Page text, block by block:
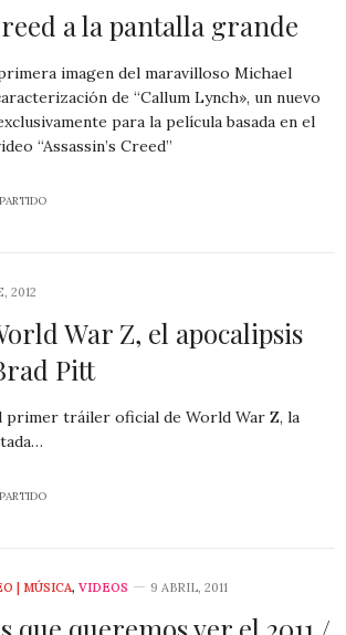
a la pantalla grande
imagen del maravilloso Michael
de “Callum Lynch», un nuevo
para la película basada en el
“Assassin’s Creed”
2012
War Z, el apocalipsis
Pitt
primer tráiler oficial de World War Z, la
| MÚSICA, VIDEOS 9 ABRIL, 2011